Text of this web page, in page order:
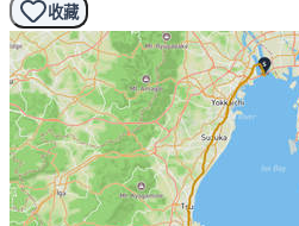
收藏